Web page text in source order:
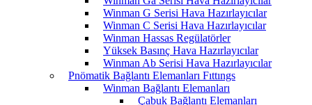
Winman G Serisi Hava Hazırlayıcılar
Winman C Serisi Hava Hazırlayıcılar
Winman Hassas Regülatörler
Yüksek Basınç Hava Hazırlayıcılar
Winman Ab Serisi Hava Hazırlayıcılar
Pnömatik Bağlantı Elemanları Fıttıngs
Winman Bağlantı Elemanları
Çabuk Bağlantı Elemanları